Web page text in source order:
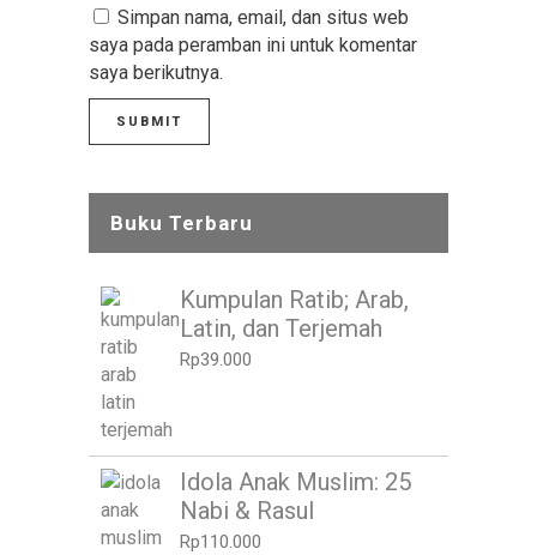
Simpan nama, email, dan situs web
saya pada peramban ini untuk komentar
saya berikutnya.
Buku Terbaru
Kumpulan Ratib; Arab,
Latin, dan Terjemah
Rp39.000
Idola Anak Muslim: 25
Nabi & Rasul
Rp110.000